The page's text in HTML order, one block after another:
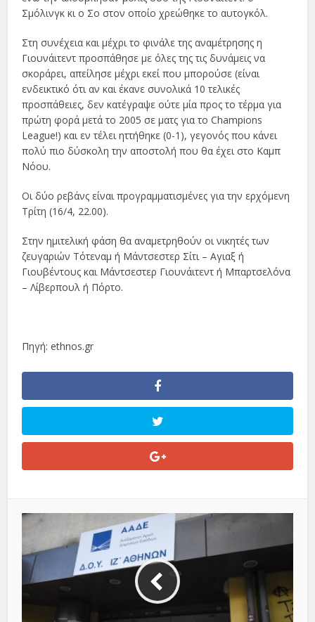
Σμόλινγκ κι ο Σο στον οποίο χρεώθηκε το αυτογκόλ.
Στη συνέχεια και μέχρι το φινάλε της αναμέτρησης η
Γιουνάιτεντ προσπάθησε με όλες της τις δυνάμεις να
σκοράρει, απείλησε μέχρι εκεί που μπορούσε (είναι
ενδεικτικό ότι αν και έκανε συνολικά 10 τελικές
προσπάθειες, δεν κατέγραψε ούτε μία προς το τέρμα για
πρώτη φορά μετά το 2005 σε ματς για το Champions
League!) και εν τέλει ηττήθηκε (0-1), γεγονός που κάνει
πολύ πιο δύσκολη την αποστολή που θα έχει στο Καμπ
Νόου.
Οι δύο ρεβάνς είναι προγραμματισμένες για την ερχόμενη
Τρίτη (16/4, 22.00).
Στην ημιτελική φάση θα αναμετρηθούν οι νικητές των
ζευγαριών Τότεναμ ή Μάντσεστερ Σίτι – Αγιαξ ή
Γιουβέντους και Μάντσεστερ Γιουνάιτεντ ή Μπαρτσελόνα
– Λίβερπουλ ή Πόρτο.
Πηγή: ethnos.gr